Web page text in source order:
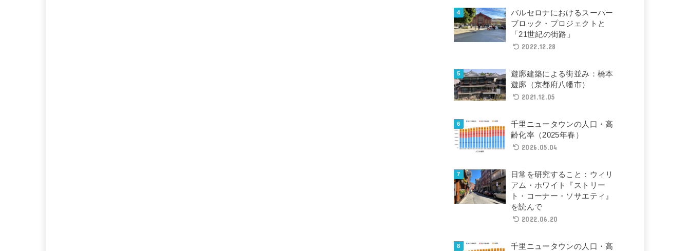
バルセロナにおけるスーパー
ブロック・プロジェクトと
「21世紀の街路」
2022.12.28
遊廓建築による街並み：橋本
遊廓（京都府八幡市）
2021.12.05
千里ニュータウンの人口・高
齢化率（2025年春）
2026.05.04
日常を研究すること：ウィリ
アム・ホワイト『ストリー
ト・コーナー・ソサエティ』
を読んで
2022.06.20
千里ニュータウンの人口・高